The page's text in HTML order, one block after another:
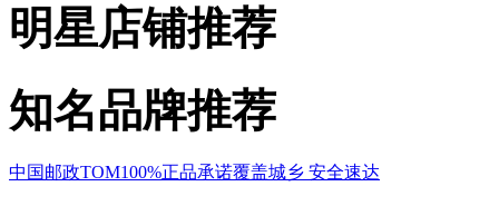
明星店铺推荐
知名品牌推荐
中国邮政TOM100%正品承诺覆盖城乡 安全速达